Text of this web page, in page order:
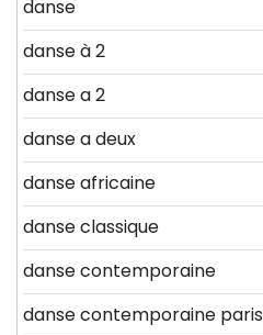
danse
danse à 2
danse a 2
danse a deux
danse africaine
danse classique
danse contemporaine
danse contemporaine paris